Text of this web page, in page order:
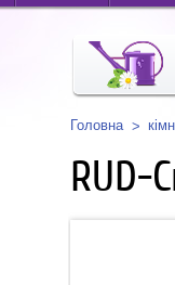
Головна
RUD-